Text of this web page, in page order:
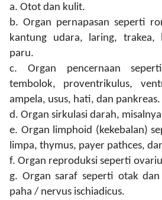
a. Otot dan kulit.
b. Organ pernapasan seperti
kantung udara, laring, trakea,
paru.
c. Organ pencernaan
tembolok, proventrikulus,
ampela, usus, hati, dan pankreas.
d. Organ sirkulasi darah,
e. Organ limphoid (kekebalan)
limpa, thymus, payer pathces,
f. Organ reproduksi seperti
g. Organ saraf seperti otak
paha / nervus ischiadicus.